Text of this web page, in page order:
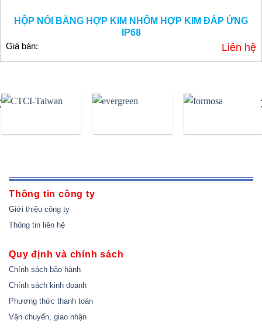
HỘP NỐI BẰNG HỢP KIM NHÔM HỢP KIM ĐÁP ỨNG
IP68
Giá bán:
Liên hệ
Thông tin công ty
Giới thiệu công ty
Thông tin liên hệ
Quy định và chính sách
Chính sách bảo hành
Chính sách kinh doanh
Phương thức thanh toán
Vận chuyển, giao nhận